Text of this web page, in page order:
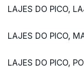
LAJES DO PICO,
LAJES DO PICO,
LAJES DO PICO,